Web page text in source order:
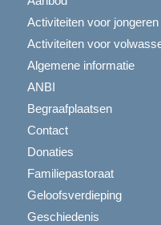
Activiteiten voor jongeren
Activiteiten voor
Algemene informatie
ANBI
Begraafplaatsen
Contact
Donaties
Familiepastoraat
Geloofsverdieping
Geschiedenis